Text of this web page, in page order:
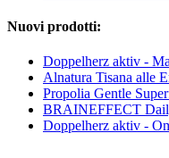
Nuovi prodotti:
Doppelherz aktiv -
Alnatura Tisana alle
Propolia Gentle
BRAINEFFECT
Doppelherz aktiv -